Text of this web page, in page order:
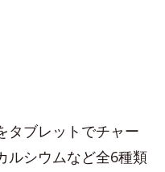
タブレットでチャー
ルシウムなど全6種類